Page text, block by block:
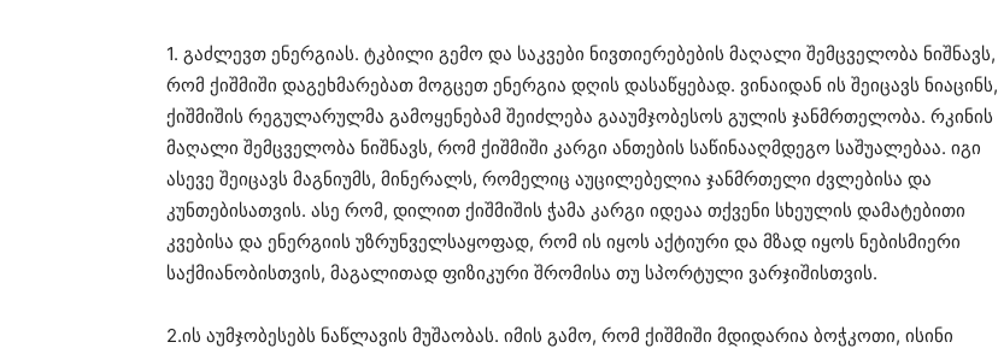
1. გაძლევთ ენერგიას. ტკბილი გემო და საკვები ნივთიერებების მაღალი შემცველობა ნიშნავს,
რომ ქიშმიში დაგეხმარებათ მოგცეთ ენერგია დღის დასაწყებად. ვინაიდან ის შეიცავს ნიაცინს,
ქიშმიშის რეგულარულმა გამოყენებამ შეიძლება გააუმჯობესოს გულის ჯანმრთელობა. რკინის
მაღალი შემცველობა ნიშნავს, რომ ქიშმიში კარგი ანთების საწინააღმდეგო საშუალებაა. იგი
ასევე შეიცავს მაგნიუმს, მინერალს, რომელიც აუცილებელია ჯანმრთელი ძვლებისა და
კუნთებისათვის. ასე რომ, დილით ქიშმიშის ჭამა კარგი იდეაა თქვენი სხეულის დამატებითი
კვებისა და ენერგიის უზრუნველსაყოფად, რომ ის იყოს აქტიური და მზად იყოს ნებისმიერი
საქმიანობისთვის, მაგალითად ფიზიკური შრომისა თუ სპორტული ვარჯიშისთვის.
2.ის აუმჯობესებს ნაწლავის მუშაობას. იმის გამო, რომ ქიშმიში მდიდარია ბოჭკოთი, ისინი